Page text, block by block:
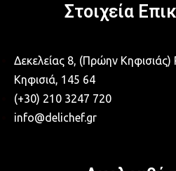
Στοιχεία
Δεκελείας 8, (Πρώην
Κηφισιά, 145 64
(+30) 210 3247 720
info@delichef.gr